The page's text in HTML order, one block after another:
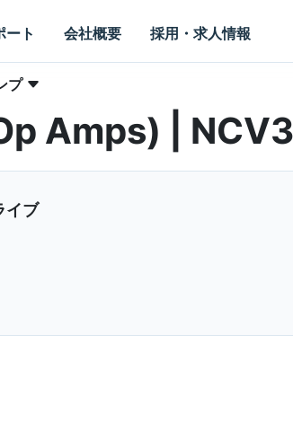
ート 会社概要 採用・求人情報
プ
Amps) |
イブ